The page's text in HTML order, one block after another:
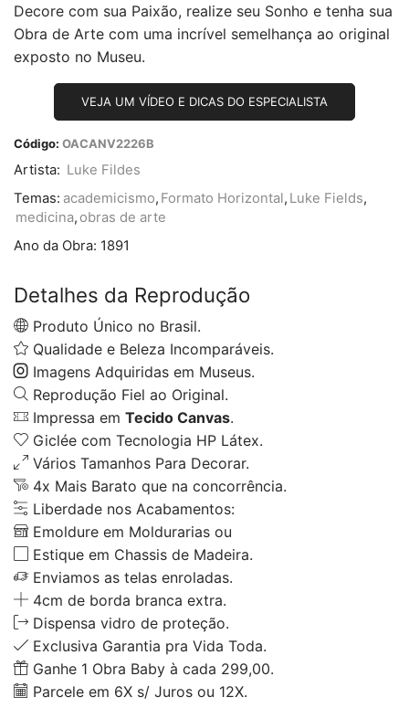
Decore com sua Paixão, realize seu Sonho e tenha sua
Obra de Arte com uma incrível semelhança ao original
exposto no Museu.
VEJA UM VÍDEO E DICAS DO ESPECIALISTA
Código: OACANV2226B
Artista: Luke Fildes
Temas: academicismo, Formato Horizontal , Luke Fields,
medicina, obras de arte
Ano da Obra: 1891
Detalhes da Reprodução
Produto Único no Brasil.
Qualidade e Beleza Incomparáveis.
Imagens Adquiridas em Museus.
Reprodução Fiel ao Original.
Impressa em Tecido Canvas.
Giclée com Tecnologia HP Látex.
Vários Tamanhos Para Decorar.
4x Mais Barato que na concorrência.
Liberdade nos Acabamentos:
Emoldure em Moldurarias ou
Estique em Chassis de Madeira.
Enviamos as telas enroladas.
4cm de borda branca extra.
Dispensa vidro de proteção.
Exclusiva Garantia pra Vida Toda.
Ganhe 1 Obra Baby à cada 299,00.
Parcele em 6X s/ Juros ou 12X.